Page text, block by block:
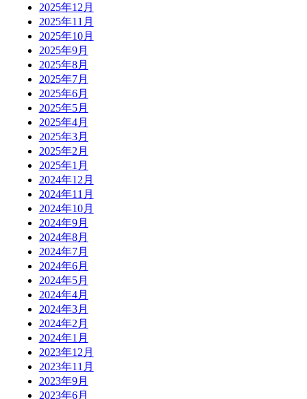
2025年12月
2025年11月
2025年10月
2025年9月
2025年8月
2025年7月
2025年6月
2025年5月
2025年4月
2025年3月
2025年2月
2025年1月
2024年12月
2024年11月
2024年10月
2024年9月
2024年8月
2024年7月
2024年6月
2024年5月
2024年4月
2024年3月
2024年2月
2024年1月
2023年12月
2023年11月
2023年9月
2023年6月